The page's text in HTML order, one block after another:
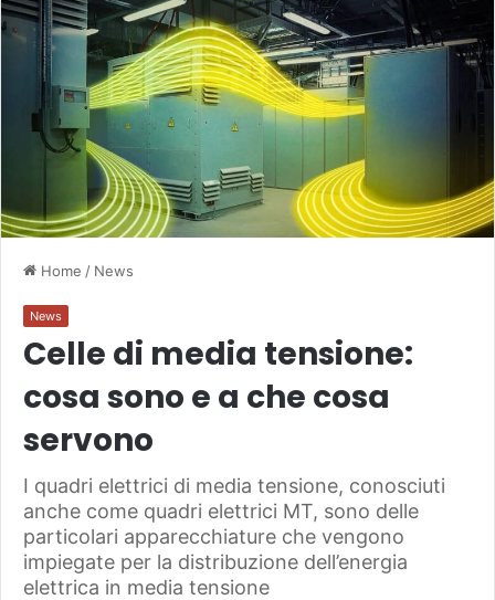
Home / News
News
Celle di media tensione:
cosa sono e a che cosa
servono
I quadri elettrici di media tensione, conosciuti
anche come quadri elettrici MT, sono delle
particolari apparecchiature che vengono
impiegate per la distribuzione dell’energia
elettrica in media tensione